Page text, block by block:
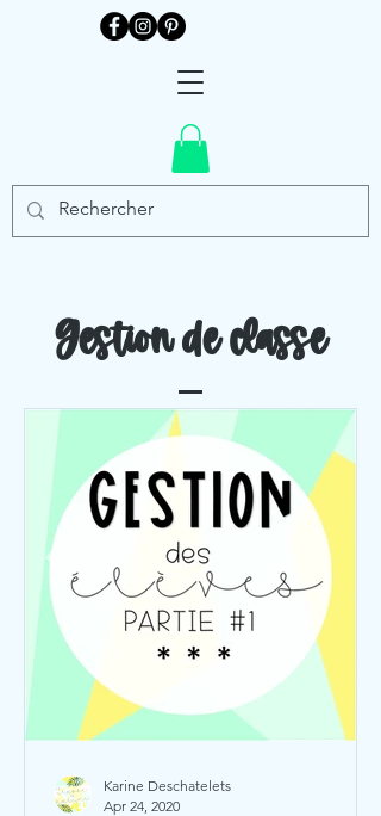
Gestion de classe
Karine Deschatelets
Apr 24, 2020